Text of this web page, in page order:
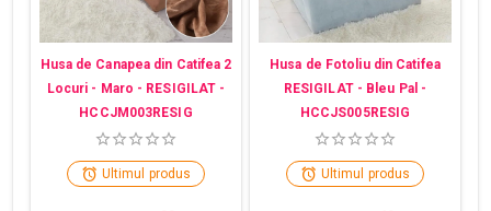
Husa de Canapea din Catifea 2
Locuri - Maro - RESIGILAT -
HCCJM003RESIG
Ultimul produs
Husa de Fotoliu din Catifea
RESIGILAT - Bleu Pal -
HCCJS005RESIG
Ultimul produs